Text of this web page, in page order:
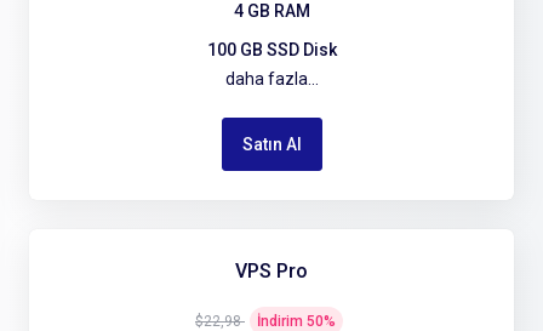
4 GB RAM
100 GB SSD Disk
daha fazla...
Satın Al
VPS Pro
$22,98 İndirim 50%